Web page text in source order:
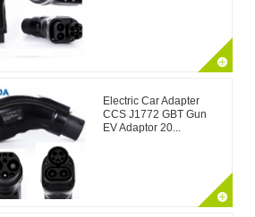
Electric Car Adapter
CCS J1772 GBT Gun
EV Adaptor 20...